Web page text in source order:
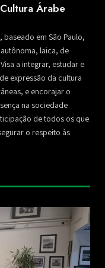
Árabe
baseado em São Paulo,
laica, de
a integrar, estudar e
expressão da cultura
e encorajar o
na sociedade
de todos os que
o respeito às